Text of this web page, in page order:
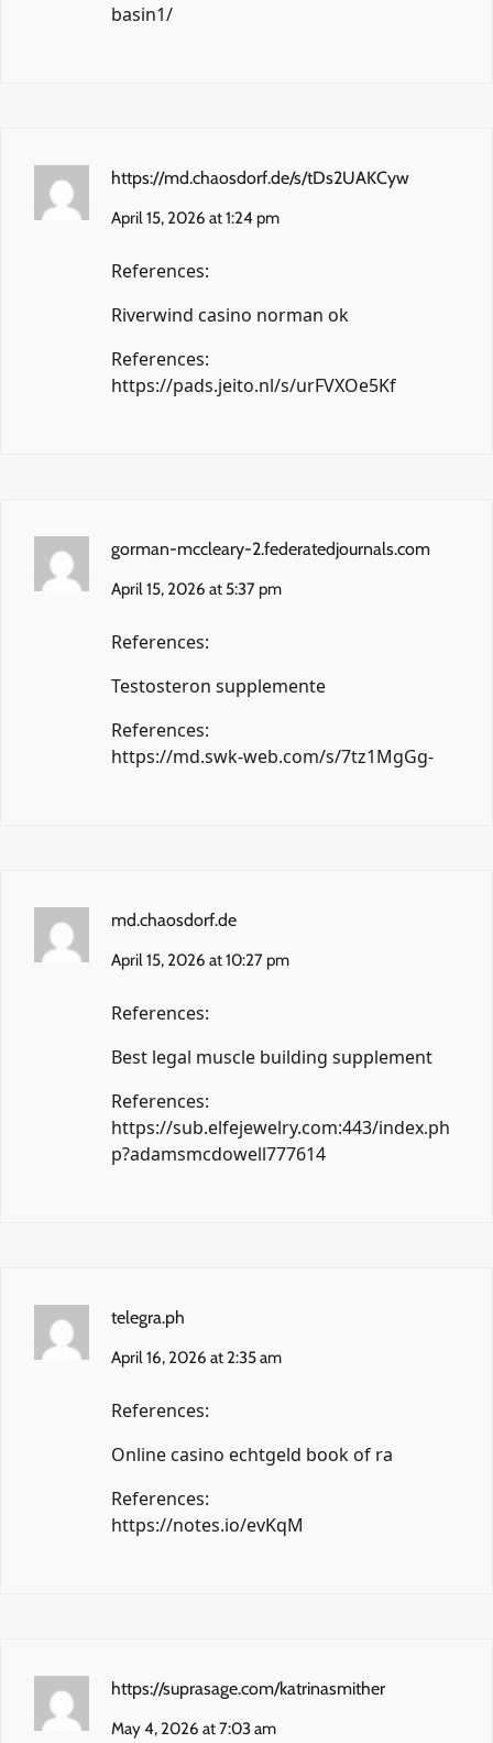
basin1/
https://md.chaosdorf.de/s/tDs2UAKCyw
April 15, 2026 at 1:24 pm
References:
Riverwind casino norman ok
References:
https://pads.jeito.nl/s/urFVXOe5Kf
gorman-mccleary-2.federatedjournals.com
April 15, 2026 at 5:37 pm
References:
Testosteron supplemente
References:
https://md.swk-web.com/s/7tz1MgGg-
md.chaosdorf.de
April 15, 2026 at 10:27 pm
References:
Best legal muscle building supplement
References:
https://sub.elfejewelry.com:443/index.ph
p?adamsmcdowell777614
telegra.ph
April 16, 2026 at 2:35 am
References:
Online casino echtgeld book of ra
References:
https://notes.io/evKqM
https://suprasage.com/katrinasmither
May 4, 2026 at 7:03 am